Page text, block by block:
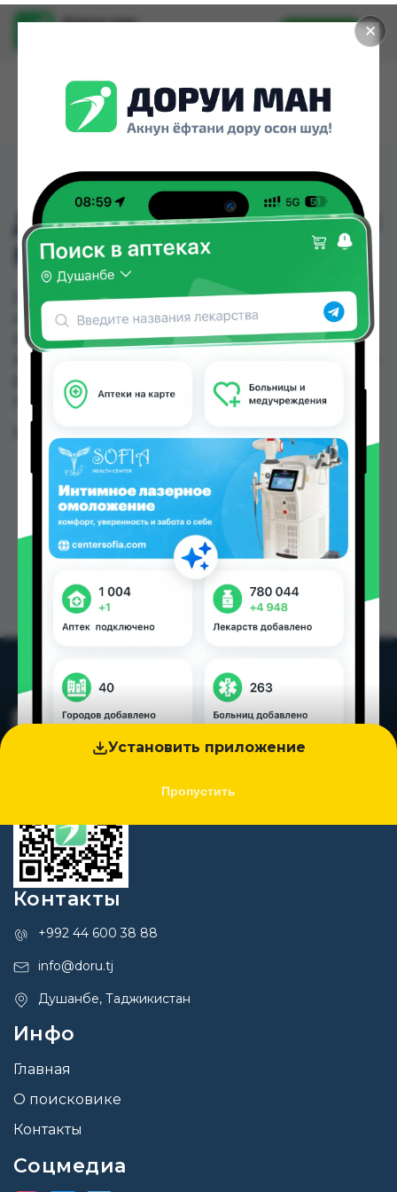
✕
Установить приложение
Пропустить
Доруи ман
Установить
ДИКЛОФЕНАК 50МГ СВ
№10
ДИКЛОФЕНАК 50МГ СВ №10 можно купить или
заказать в аптеках, Авиценна, Аптека АХРОМ,
Аптека Нур (Nur), Аптека ЧДММ Мадад-57, Арча,
8.00 TJS в Душанбе и других городах
Таджикистана
Контакты
+992 44 600 38 88
info@doru.tj
Душанбе, Таджикистан
Инфо
Главная
О поисковике
Контакты
Соцмедиа